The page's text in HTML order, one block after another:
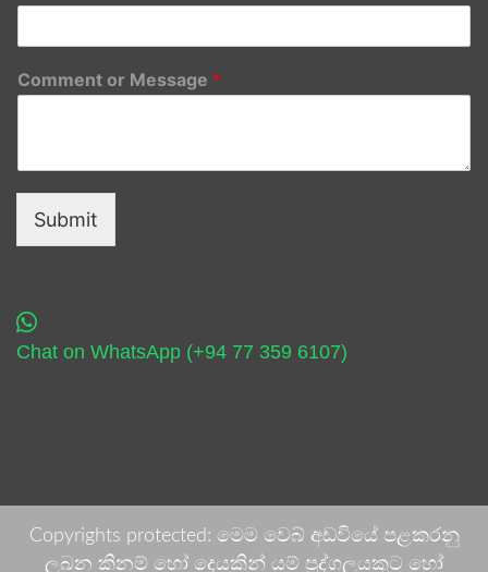
Comment or Message *
Submit
Chat on WhatsApp (+94 77 359 6107)
Copyrights protected: මෙම වෙබ් අඩවියේ පළකරනු
ලබන කිනම් හෝ දෙයකින් යම් පුද්ගලයකුට හෝ